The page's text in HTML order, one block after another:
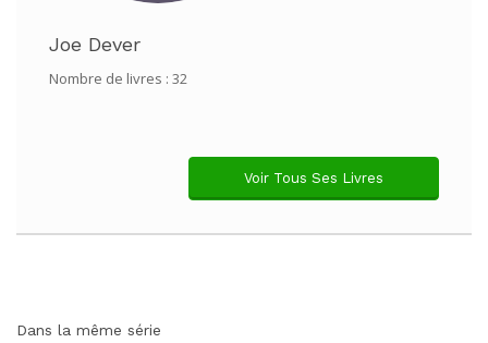
Joe Dever
Nombre de livres : 32
Voir Tous Ses Livres
Dans la même série